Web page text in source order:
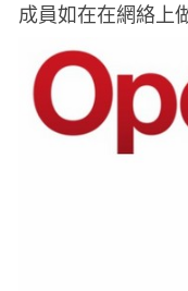
成員如在在網絡上